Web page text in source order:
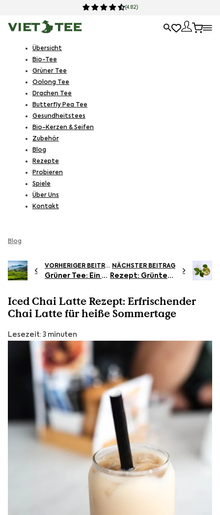
(4.82)
Übersicht
Bio-Tee
Grüner Tee
Oolong Tee
Drachen Tee
Butterfly Pea Tee
Gesundheitstees
Bio-Kerzen & Seifen
Zubehör
Blog
Rezepte
Probieren
Spiele
Über Uns
Kontakt
Blog
VORHERIGER BEITRAG
Grüner Tee: Ein tägliches Ritual für Gesundheit und Lebensfreude
NÄCHSTER BEITRAG
Rezept: Grüntee-Eistee
Iced Chai Latte Rezept: Erfrischender
Chai Latte für heiße Sommertage
Lesezeit: 3 minuten